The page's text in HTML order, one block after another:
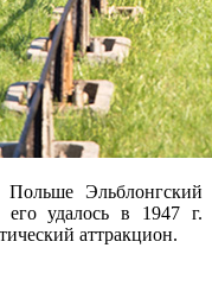
Эльблонгский
его удалось в 1947 г.
аттракцион.